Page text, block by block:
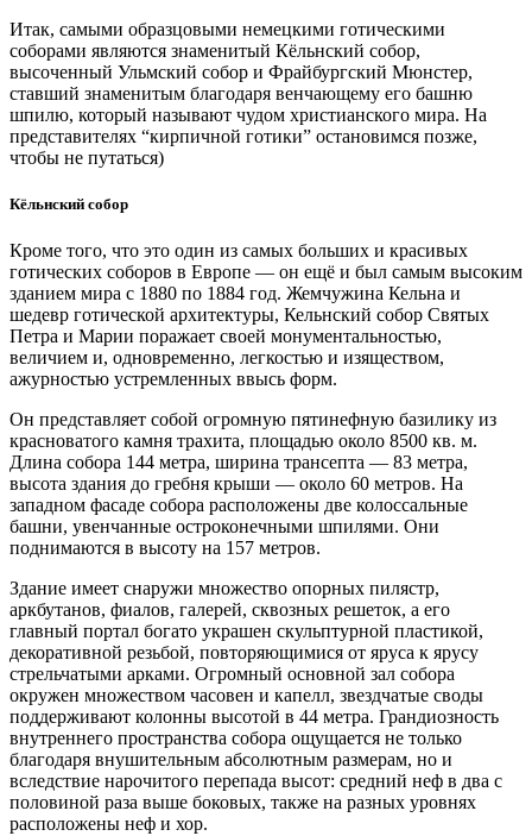
Итак, самыми образцовыми немецкими готическими
соборами являются знаменитый Кёльнский собор,
высоченный Ульмский собор и Фрайбургский Мюнстер,
ставший знаменитым благодаря венчающему его башню
шпилю, который называют чудом христианского мира. На
представителях “кирпичной готики” остановимся позже,
чтобы не путаться)
Кёльнский собор
Кроме того, что это один из самых больших и красивых
готических соборов в Европе — он ещё и был самым высоким
зданием мира с 1880 по 1884 год. Жемчужина Кельна и
шедевр готической архитектуры, Кельнский собор Святых
Петра и Марии поражает своей монументальностью,
величием и, одновременно, легкостью и изяществом,
ажурностью устремленных ввысь форм.
Он представляет собой огромную пятинефную базилику из
красноватого камня трахита, площадью около 8500 кв. м.
Длина собора 144 метра, ширина трансепта — 83 метра,
высота здания до гребня крыши — около 60 метров. На
западном фасаде собора расположены две колоссальные
башни, увенчанные остроконечными шпилями. Они
поднимаются в высоту на 157 метров.
Здание имеет снаружи множество опорных пилястр,
аркбутанов, фиалов, галерей, сквозных решеток, а его
главный портал богато украшен скульптурной пластикой,
декоративной резьбой, повторяющимися от яруса к ярусу
стрельчатыми арками. Огромный основной зал собора
окружен множеством часовен и капелл, звездчатые своды
поддерживают колонны высотой в 44 метра. Грандиозность
внутреннего пространства собора ощущается не только
благодаря внушительным абсолютным размерам, но и
вследствие нарочитого перепада высот: средний неф в два с
половиной раза выше боковых, также на разных уровнях
расположены неф и хор.